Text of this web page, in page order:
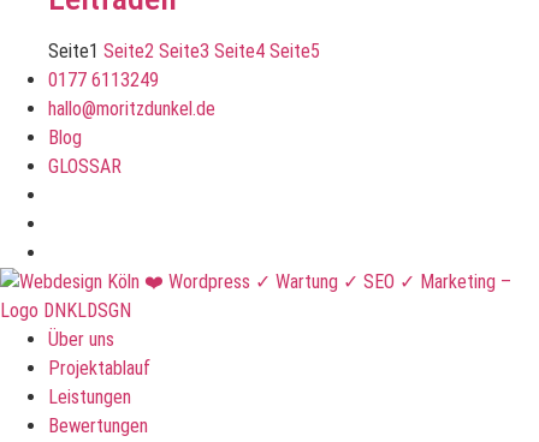
Seite1 Seite2 Seite3 Seite4 Seite5
0177 6113249
hallo@moritzdunkel.de
Blog
GLOSSAR
Über uns
Projektablauf
Leistungen
Bewertungen